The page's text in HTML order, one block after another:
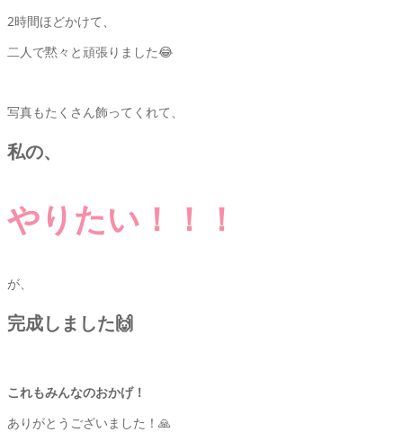
2時間ほどかけて、
二人で黙々と頑張りました😂
写真もたくさん飾ってくれて、
私の、
やりたい！！！
が、
完成しました🙌
これもみんなのおかげ！
ありがとうございました！🙏